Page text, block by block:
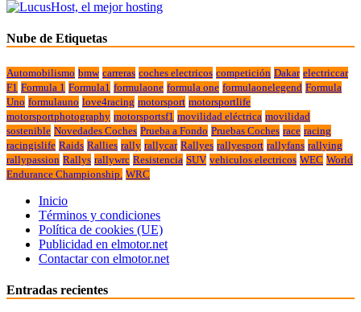
Nube de Etiquetas
Automobilismo bmw carreras coches electricos competición Dakar electriccar
F1 Formula 1 Formula1 formulaone formula one formulaonelegend Formula
Uno formulauno love4racing motorsport motorsportlife
motorsportphotography motorsportsf1 movilidad eléctrica movilidad
sostenible Novedades Coches Prueba a Fondo Pruebas Coches race racing
racingislife Raids Rallies rally rallycar Rallyes rallyesport rallyfans rallying
rallypassion Rallys rallywrc Resistencia SUV vehiculos electricos WEC World
Endurance Championship. WRC
Inicio
Términos y condiciones
Política de cookies (UE)
Publicidad en elmotor.net
Contactar con elmotor.net
Entradas recientes